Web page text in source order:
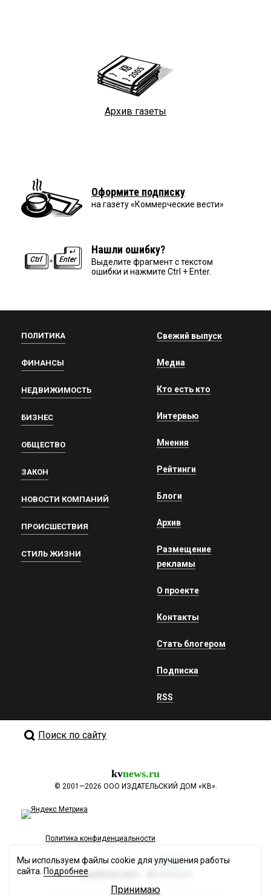
Архив газеты
Оформите подписку
на газету «Коммерческие вести»
Нашли ошибку?
Выделите фрагмент с текстом
ошибки и нажмите Ctrl + Enter.
ПОЛИТИКА
ФИНАНСЫ
НЕДВИЖИМОСТЬ
БИЗНЕС
ОБЩЕСТВО
ЗАКОН
НОВОСТИ КОМПАНИЙ
ПРОИСШЕСТВИЯ
СТИЛЬ ЖИЗНИ
Свежий выпуск
Медиа
Кто есть кто
Интервью
Мнения
Рейтинги
Блоги
Архив
Размещение
рекламы
О проекте
Контакты
Стать блогером
Подписка
RSS
Поиск по сайту
kvnews.ru
© 2001—2026 ООО ИЗДАТЕЛЬСКИЙ ДОМ «КВ».
Политика конфиденциальности
Разработка сайта
Мы используем файлы cookie для улучшения работы
сайта. Подробнее
Принимаю